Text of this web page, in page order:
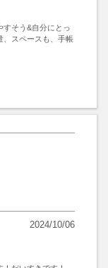
すそう&自分にとっ
、スペースも、手帳
2024/10/06